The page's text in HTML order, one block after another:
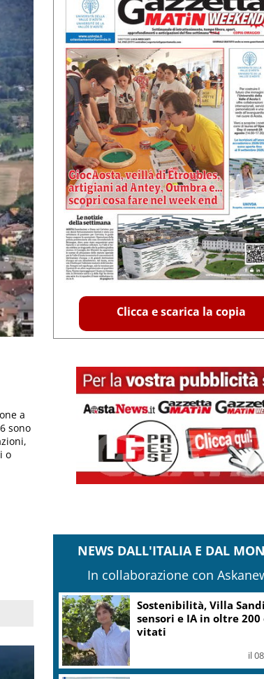
a
sono
o
Clicca e scarica la copia
NEWS DALL'ITALIA E DAL
In collaborazione con
Sostenibilità, Villa
sensori e IA in oltre
vitati
il